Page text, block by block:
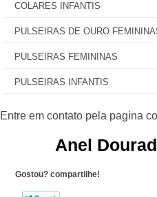
COLARES INFANTIS
PULSEIRAS DE OURO
PULSEIRAS FEMININAS
PULSEIRAS INFANTIS
Anel
Gostou? compartilhe!